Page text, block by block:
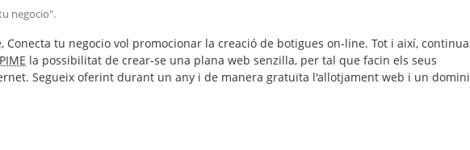
negocio".
Conecta tu negocio vol promocionar la creació de botigues on-line. Tot i així, continua
PIME la possibilitat de crear-se una plana web senzilla, per tal que facin els seus
Segueix oferint durant un any i de manera gratuïta l'allotjament web i un domini